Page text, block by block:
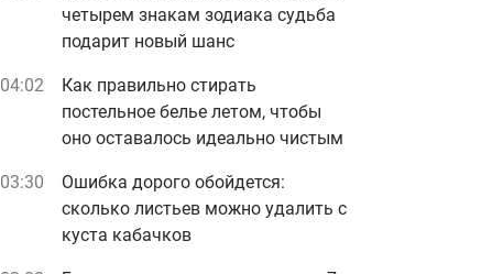
четырем знакам зодиака судьба
подарит новый шанс
04:02
Как правильно стирать
постельное белье летом, чтобы
оно оставалось идеально чистым
03:30
Ошибка дорого обойдется:
сколько листьев можно удалить с
куста кабачков